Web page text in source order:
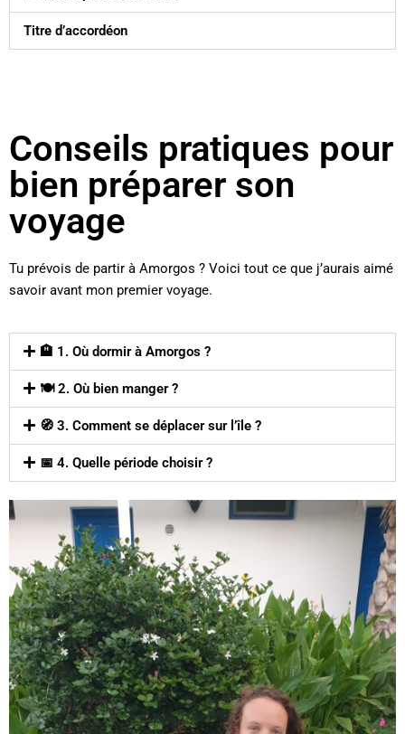
Titre d’accordéon
Conseils pratiques pour
bien préparer son
voyage
Tu prévois de partir à Amorgos ? Voici tout ce que j’aurais aimé
savoir avant mon premier voyage.
🏨 1. Où dormir à Amorgos ?
🍽️ 2. Où bien manger ?
🧭 3. Comment se déplacer sur l’île ?
📅 4. Quelle période choisir ?